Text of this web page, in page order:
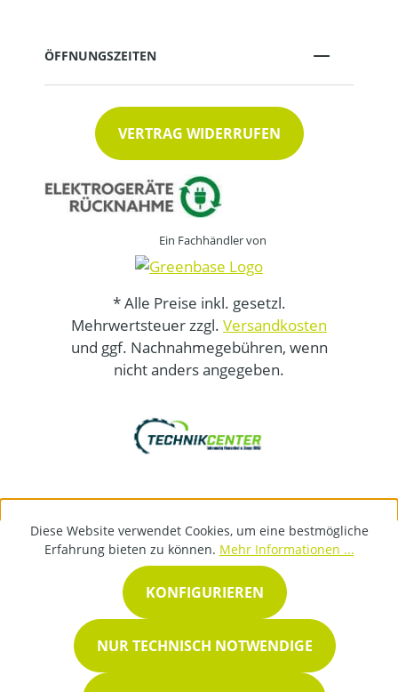
ÖFFNUNGSZEITEN
VERTRAG WIDERRUFEN
Ein Fachhändler von
* Alle Preise inkl. gesetzl.
Mehrwertsteuer zzgl. Versandkosten
und ggf. Nachnahmegebühren, wenn
nicht anders angegeben.
Diese Website verwendet Cookies, um eine bestmögliche
Erfahrung bieten zu können. Mehr Informationen ...
NUR TECHNISCH NOTWENDIGE
KONFIGURIEREN